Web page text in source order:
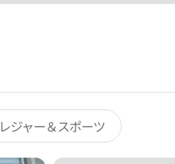
レジャー＆スポーツ